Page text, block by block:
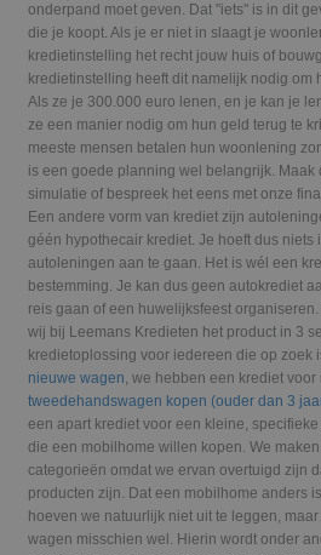
onderpand moet geven. Dat "iets" is in dit
die je koopt. Als je er niet in slaagt je
kredietinstelling het recht jouw huis of
kredietinstelling heeft dit namelijk nodig om
Als ze je 300.000 euro lenen, en je kan je
ze een manier nodig om hun geld terug te
meeste mensen betalen hun woonlening
is een goede planning wel belangrijk. Maak
simulatie of bespreek het eens met onze
Een andere vorm van krediet zijn
géén hypothecair krediet. Je hoeft dus niets
autoleningen aan te gaan. Het is wél een
bestemming. Je kan dus geen autokrediet
reis gaan of een huwelijksfeest
wij bij Leemans Kredieten het product in 3
kredietoplossing voor iedereen die op zoek
nieuwe wagen, we hebben een krediet
tweedehandswagen kopen (ouder dan 3
een apart krediet voor een kleine,
die een mobilhome willen kopen. We
categorieën omdat we ervan overtuigd zijn
producten zijn. Dat een mobilhome anders
hoeven we natuurlijk niet uit te leggen,
wagen misschien wel. Hierin wordt onder